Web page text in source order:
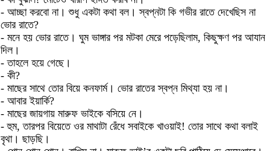
- আচ্ছা করবো না। শুধু একটা কথা বল। স্বপ্নটা কি গভীর রাতে দেখেছিস না
ভোর রাতে?
- মনে হয় ভোর রাতে। ঘুম ভাঙ্গার পর মটকা মেরে পড়েছিলাম, কিছুক্ষণ পর আযান
দিল।
- তাহলে হয়ে গেছে।
- কী?
- মাছের সাথে তোর বিয়ে কনফার্ম। ভোর রাতের স্বপ্ন মিথ্যা হয় না।
- আবার ইয়ার্কি?
- মাছের জায়গায় মারুফ ভাইকে বসিয়ে নে।
- হুম, তারপর বিয়েতে ওর মাথাটা রেঁধে সবাইকে খাওয়াই! তোর সাথে কথা বলাই
বৃথা। ছাড়ছি।